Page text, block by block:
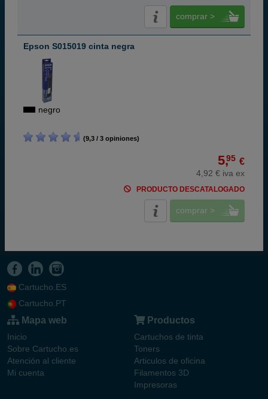
comprar >
Epson S015019 cinta negra
negro
(9,3 / 3 opiniones)
5,95 €
4,92 € iva ex
PRODUCTO DESCATALOGADO
comprar >
Cartucho.ES
Cartucho.PT
Mapa web
Inicio
Sobre Cartucho.es
Atención al cliente
Mi cuenta
Productos
Cartuchos de tinta
Toners
Articulos de oficina
Filamentos 3D
Impresoras